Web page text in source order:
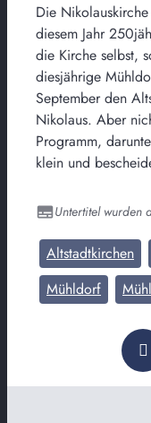
Die
diesem Jahr
die Kirche selbst,
diesjährige
September den
Nikolaus. Aber
Programm,
klein und
Untertitel wurden
Altstadtkirchen
Mühldorf